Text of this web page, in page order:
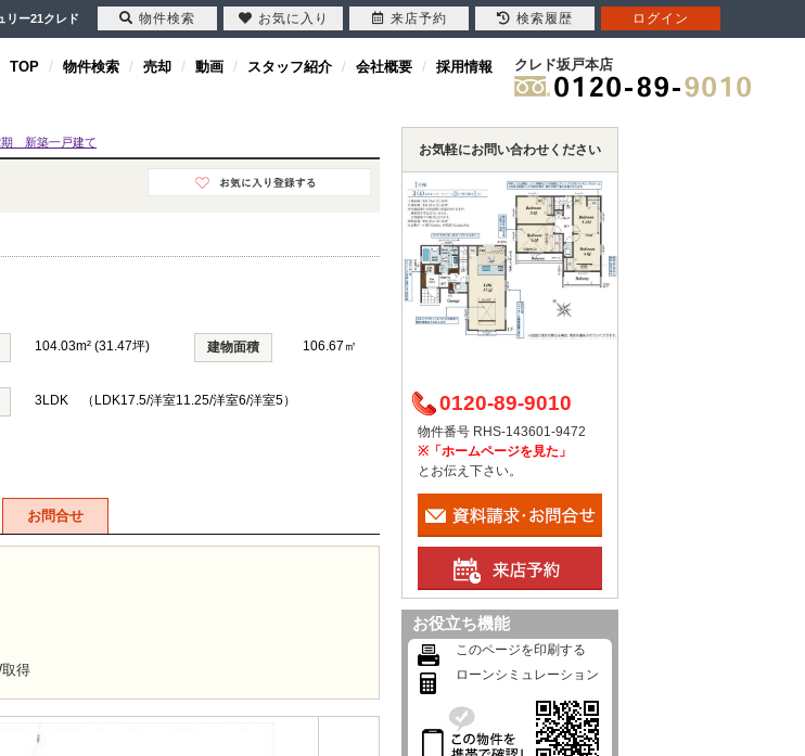
リー21クレド
TOP 物件検索 売却 動画 スタッフ紹介 会社概要 採用情報 クレド坂戸本店
期 新築一戸建て
104.03m² (31.47坪) 建物面積 106.67㎡
3LDK （LDK17.5/洋室11.25/洋室6/洋室5）
お問合せ
得
お気軽にお問い合わせください
0120-89-9010
物件番号 RHS-143601-9472
※「ホームページを見た」
とお伝え下さい。
お役立ち機能
このページを印刷する
ローンシミュレーション
物件検索 お気に入り 来店予約 検索履歴 ログイン